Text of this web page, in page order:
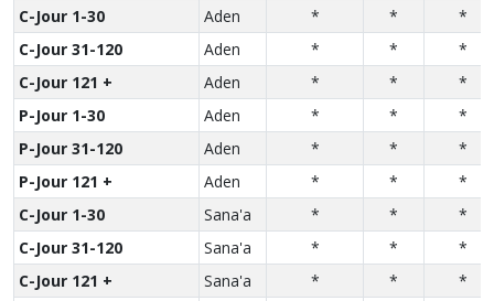
C-Jour 1-30
Aden * *
*
C-Jour 31-120
Aden * *
*
C-Jour 121 +
Aden * *
*
P-Jour 1-30
Aden * *
*
P-Jour 31-120
Aden * *
*
P-Jour 121 +
Aden * *
*
C-Jour 1-30
Sana'a * *
*
C-Jour 31-120
Sana'a * *
*
C-Jour 121 +
Sana'a * *
*